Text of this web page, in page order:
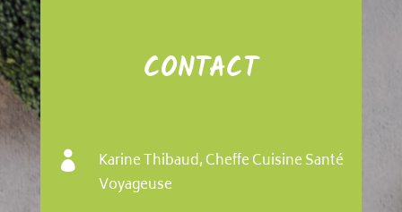
CONTACT

Karine Thibaud, Cheffe Cuisine Santé
Voyageuse